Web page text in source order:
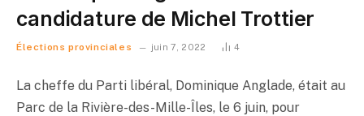
candidature de Michel Trottier
Élections provinciales juin 7, 2022 4
La cheffe du Parti libéral, Dominique Anglade, était au
Parc de la Rivière-des-Mille-Îles, le 6 juin, pour